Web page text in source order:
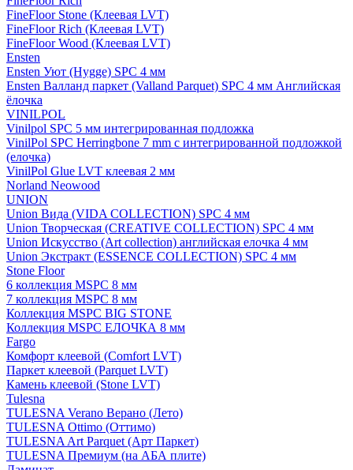
FineFloor Stone (Клеевая LVT)
FineFloor Rich (Клеевая LVT)
FineFloor Wood (Клеевая LVT)
Ensten
Ensten Уют (Hygge) SPC 4 мм
Ensten Валланд паркет (Valland Parquet) SPC 4 мм Английская
ёлочка
VINILPOL
Vinilpol SPC 5 мм интегрированная подложка
VinilPol SPC Herringbone 7 mm с интегрированной подложкой
(елочка)
VinilPol Glue LVT клеевая 2 мм
Norland Neowood
UNION
Union Вида (VIDA COLLECTION) SPC 4 мм
Union Творческая (CREATIVE COLLECTION) SPC 4 мм
Union Искусство (Art collection) английская елочка 4 мм
Union Экстракт (ESSENCE COLLECTION) SPC 4 мм
Stone Floor
6 коллекция MSPC 8 мм
7 коллекция MSPC 8 мм
Коллекция MSPC BIG STONE
Коллекция MSPC ЕЛОЧКА 8 мм
Fargo
Комфорт клеевой (Comfort LVT)
Паркет клеевой (Parquet LVT)
Камень клеевой (Stone LVT)
Tulesna
TULESNA Verano Верано (Лето)
TULESNA Ottimo (Оттимо)
TULESNA Art Parquet (Арт Паркет)
TULESNA Премиум (на АБА плите)